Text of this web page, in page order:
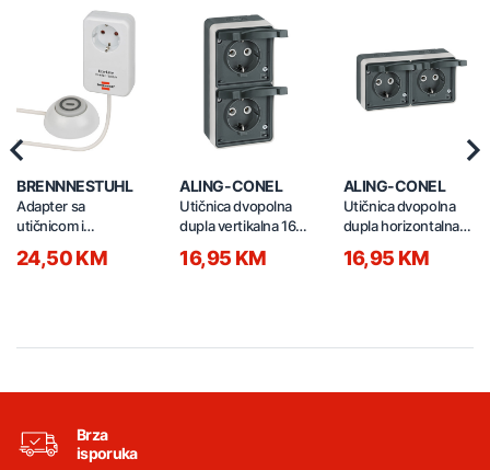
BRENNNESTUHL
Adapter sa
utičnicom i
1.5m 1508220
24,50 KM
ALING-CONEL
Utičnica dvopolna
dupla vertikalna 16A
16,95 KM
ALING-CONEL
Utičnica dvopolna
dupla horizontalna
16,95 KM
Brza
isporuka